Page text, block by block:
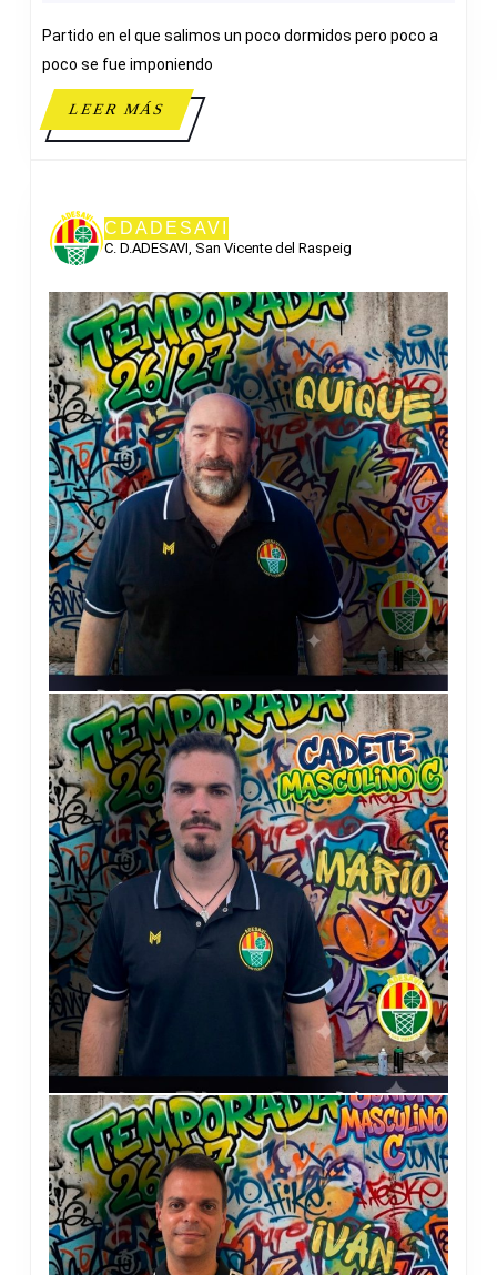
Partido en el que salimos un poco dormidos pero poco a
poco se fue imponiendo
LEER MÁSLEER
MÁS
CDADESAVI
C. D.ADESAVI, San Vicente del Raspeig